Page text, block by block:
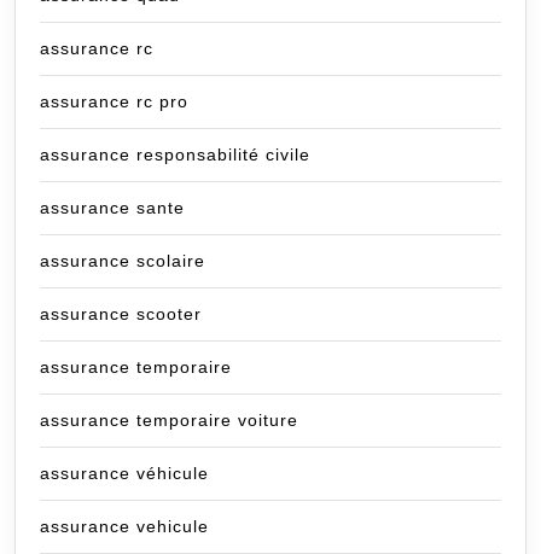
assurance rc
assurance rc pro
assurance responsabilité civile
assurance sante
assurance scolaire
assurance scooter
assurance temporaire
assurance temporaire voiture
assurance véhicule
assurance vehicule